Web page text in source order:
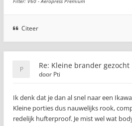
Citeer
Re: Kleine brander gezocht
door Pti
Ik denk dat je dan al snel naar een
Kleine porties dus nauwelijks rook,
redelijk hufterproof. Je mist wel wat